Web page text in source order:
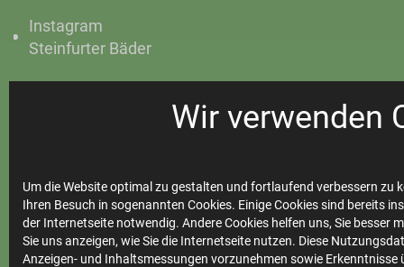
Wir verwenden
Um die Website optimal zu gestalten und fortlaufend verbessern
Ihren Besuch in sogenannten Cookies. Einige Cookies sind bereits
der Internetseite notwendig. Andere Cookies helfen uns, Sie besser
Sie uns anzeigen, wie Sie die Internetseite nutzen. Diese
Anzeigen- und Inhaltsmessungen vorzunehmen sowie Erkenntnisse
Instagram
Steinfurter Bäder
Stadtwerke
Marktkommunikation